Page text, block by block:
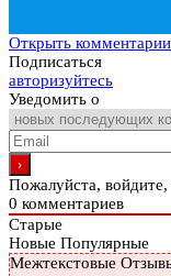
Открыть комментарии
Подписаться
авторизуйтесь
Уведомить о
Пожалуйста,
0 комментариев
Старые
Новые Популярные
Межтекстовые